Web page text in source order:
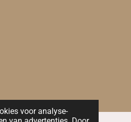
voor analyse-